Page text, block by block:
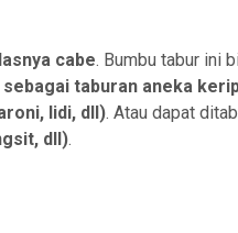
cabe. Bumbu tabur ini
sebagai taburan aneka
lidi, dll). Atau dapat
dll).